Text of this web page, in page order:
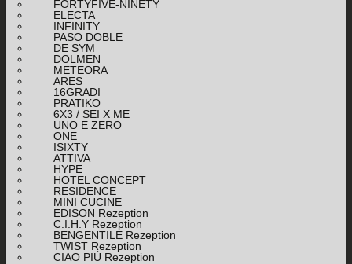
FORTYFIVE-NINETY
ELECTA
INFINITY
PASO DOBLE
DE SYM
DOLMEN
METEORA
ARES
16GRADI
PRATIKO
6X3 / SEI X ME
UNO E ZERO
ONE
ISIXTY
ATTIVA
HYPE
HOTEL CONCEPT
RESIDENCE
MINI CUCINE
EDISON Rezeption
C.I.H.Y Rezeption
BENGENTILE Rezeption
TWIST Rezeption
CIAO PIÙ Rezeption